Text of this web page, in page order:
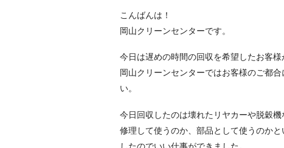
こんばんは！
岡山クリーンセンターです。
今日は遅めの時間の回収を希望したお客
岡山クリーンセンターではお客様のご都
い。
今日回収したのは壊れたリヤカーや脱穀機
修理して使うのか、部品として使うのか
したのでいい仕事ができました。